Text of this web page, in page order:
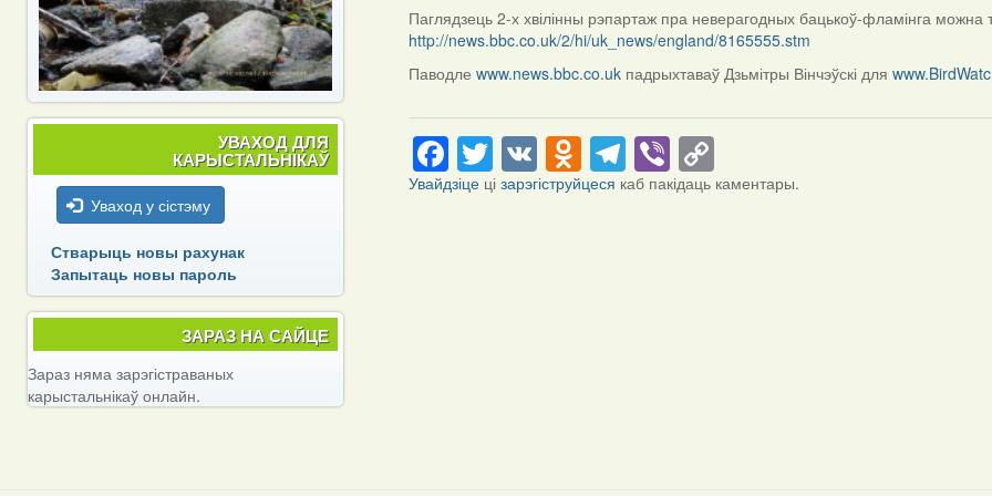
Паглядзець 2-х хвілінны рэпартаж пра неверагодных бацькоў-фламінга можна
http://news.bbc.co.uk/2/hi/uk_news/england/8165555.stm
Паводлеwww.news.bbc.co.uk падрыхтаваў Дзьмітры Вінчэўскі для
Facebook
Twitter
VKOdnoklassniki
Telegram
Viber
Link
Увайдзіце цізарэгіструйцеся каб пакідаць каментары.
УВАХОД ДЛЯ
КАРЫСТАЛЬНІКАЎ
Уваход у сістэму
Стварыць новы рахунак
Запытаць новы пароль
ЗАРАЗ НА САЙЦЕ
Зараз няма зарэгістраваных
карыстальнікаў онлайн.